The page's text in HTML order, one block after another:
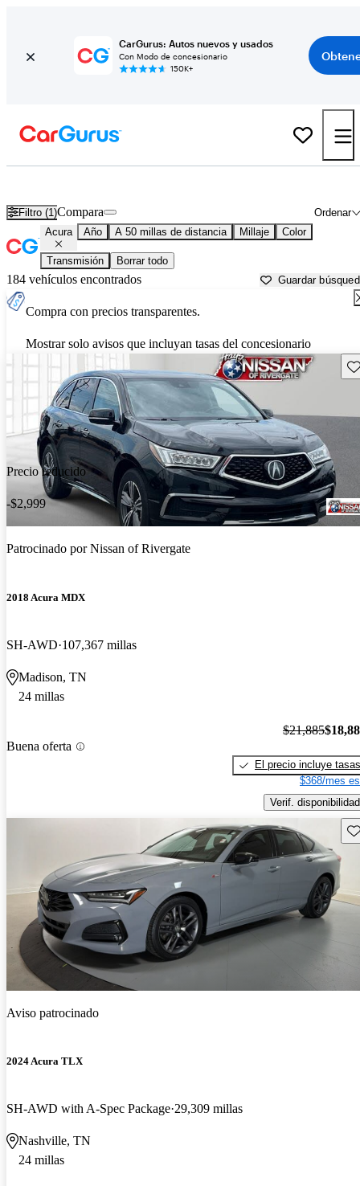
CarGurus: Autos nuevos y usados
Con Modo de concesionario
150K+
Filtro (1) Ordenar
Compara
Acura Año A 50 millas de distancia Millaje Color
Transmisión Borrar todo
184 vehículos encontrados Guardar
Compra con precios transparentes.
Mostrar solo avisos que incluyan tasas del concesionario
Precio reducido
-$2,999
Patrocinado porNissan of Rivergate
2018 Acura MDX
SH-AWD 107,367 millas
Madison, TN
24 millas
Buena oferta
$21,885
El precio incluye tasas
$368/mes
Verif. disponibilidad
Aviso patrocinado
2024 Acura TLX
SH-AWD with A-Spec Package 29,309 millas
Nashville, TN
24 millas